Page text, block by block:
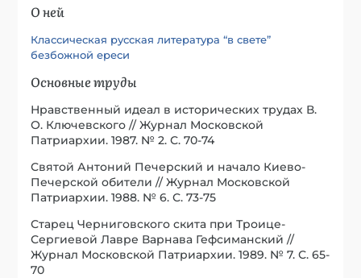
О ней
Классическая русская литература “в свете”
безбожной ереси
Основные труды
Нравственный идеал в исторических трудах В.
О. Ключевского // Журнал Московской
Патриархии. 1987. № 2. С. 70-74
Святой Антоний Печерский и начало Киево-
Печерской обители // Журнал Московской
Патриархии. 1988. № 6. С. 73-75
Старец Черниговского скита при Троице-
Сергиевой Лавре Варнава Гефсиманский //
Журнал Московской Патриархии. 1989. № 7. С. 65-
70